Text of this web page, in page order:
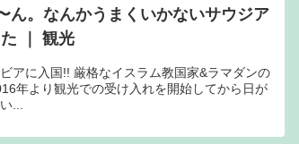
ん。なんかうまくいかないサウジア
｜ 観光
アに入国!! 厳格なイスラム教国家&ラマダンの
年より観光での受け入れを開始してから日が
...